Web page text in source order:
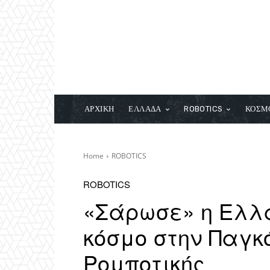
ΑΡΧΙΚΗ ΕΛΛΑΔΑ ROBOTICS
Home ROBOTICS
ROBOTICS
«Σάρωσε» η
κόσμο στην
Ρομποτικής